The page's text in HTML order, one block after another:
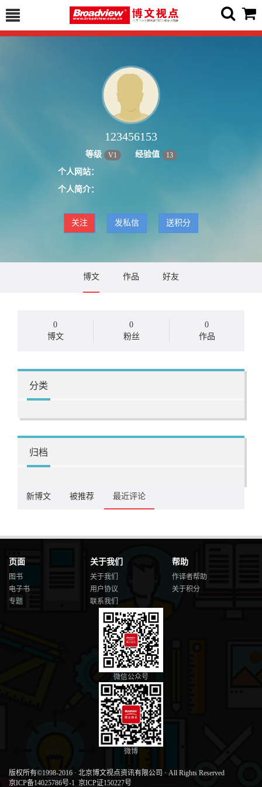
123456153
等级 V1 经验值 13
个人网站：
个人简介：
关注 发私信 送积分
博文 作品 好友
0
博文
0
粉丝
0
作品
分类
归档
新博文 被推荐 最近评论
页面
图书
电子书
专题
关于我们
关于我们
用户协议
联系我们
帮助
作译者帮助
关于积分
微信公众号
微博
版权所有©1998-2016 · 北京博文视点资讯有限公司 · All Rights Reserved
京ICP备14025786号-1 京ICP证150227号